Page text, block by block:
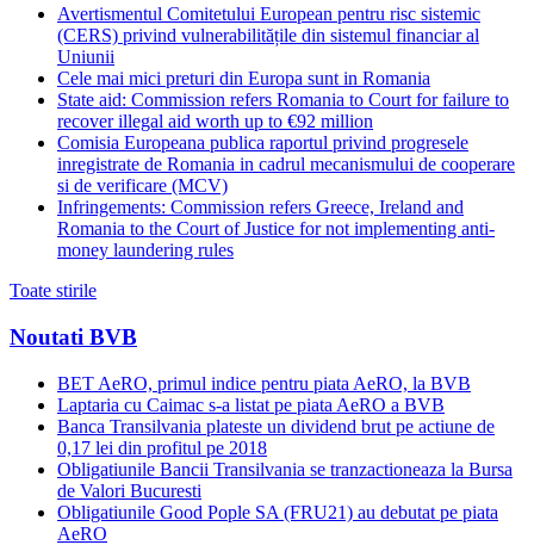
Avertismentul Comitetului European pentru risc sistemic
(CERS) privind vulnerabilitățile din sistemul financiar al
Uniunii
Cele mai mici preturi din Europa sunt in Romania
State aid: Commission refers Romania to Court for failure to
recover illegal aid worth up to €92 million
Comisia Europeana publica raportul privind progresele
inregistrate de Romania in cadrul mecanismului de cooperare
si de verificare (MCV)
Infringements: Commission refers Greece, Ireland and
Romania to the Court of Justice for not implementing anti-
money laundering rules
Toate stirile
Noutati BVB
BET AeRO, primul indice pentru piata AeRO, la BVB
Laptaria cu Caimac s-a listat pe piata AeRO a BVB
Banca Transilvania plateste un dividend brut pe actiune de
0,17 lei din profitul pe 2018
Obligatiunile Bancii Transilvania se tranzactioneaza la Bursa
de Valori Bucuresti
Obligatiunile Good Pople SA (FRU21) au debutat pe piata
AeRO